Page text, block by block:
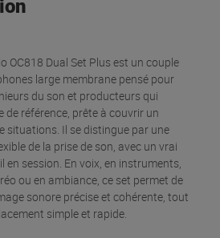
OC818 Dual Set Plus est un couple
large membrane pensé pour
du son et producteurs qui
de référence, prête à couvrir un
situations. Il se distingue par une
de la prise de son, avec un vrai
session. En voix, en instruments,
ou en ambiance, ce set permet de
sonore précise et cohérente, tout
simple et rapide.